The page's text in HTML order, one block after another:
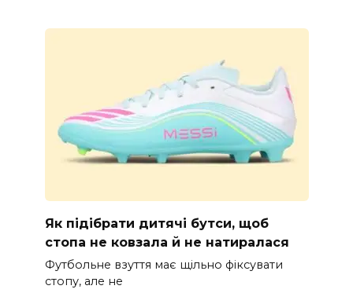
Як підібрати дитячі бутси, щоб
стопа не ковзала й не натиралася
Футбольне взуття має щільно фіксувати
стопу, але не